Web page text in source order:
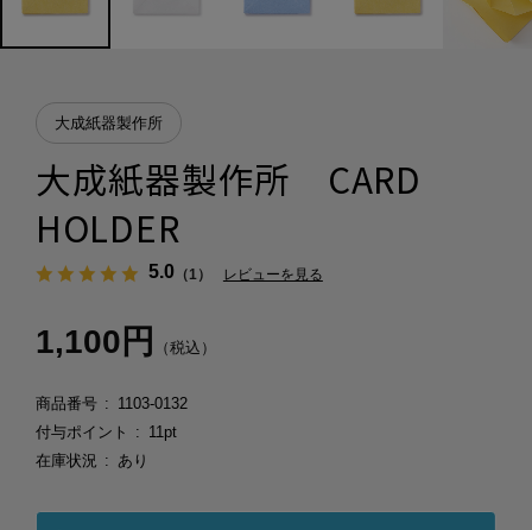
大成紙器製作所
大成紙器製作所 CARD
HOLDER
5.0（1） レビューを見る
1,100円 （税込）
商品番号
1103-0132
付与ポイント
11pt
在庫状況
あり